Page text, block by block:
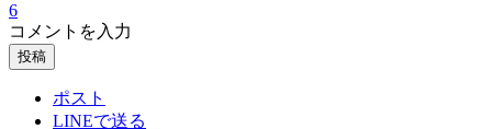
6
コメントを入力
投稿
ポスト
LINEで送る